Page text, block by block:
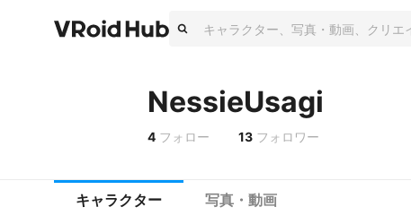
NessieUsagi
4 フォロー 13 フォロワー
キャラクター 写真・動画